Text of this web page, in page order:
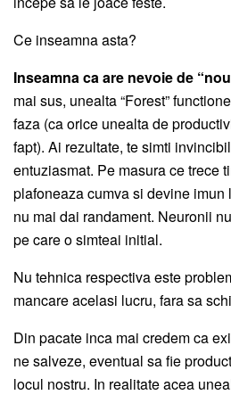
Ce inseamna asta?
Inseamna ca are nevoie de
mai sus, unealta “Forest”
faza (ca orice unealta de
fapt). Ai rezultate, te simti
entuziasmat. Pe masura ce trece
plafoneaza cumva si devine
nu mai dai randament. Neuronii
pe care o simteai initial.
Nu tehnica respectiva este
mancare acelasi lucru, fara sa
Din pacate inca mai credem ca
ne salveze, eventual sa fie
locul nostru. In realitate acea